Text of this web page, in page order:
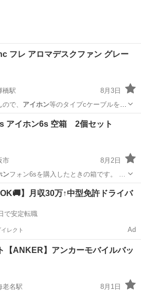
フレ アロマデスクファン グレー
橋駅
8月3日
で、 アイホン等のタイプcケーブルをご
季節、空調家電 francfranc
アイホン6s 空箱 2個セット
市
8月2日
ンフォン6sを購入したときの箱です。 …
OK🚚】月収30万↑中型免許ドライバ
で安定転職
レクト Ad
【ANKER】アンカーモバイルバッ
老名駅
8月1日